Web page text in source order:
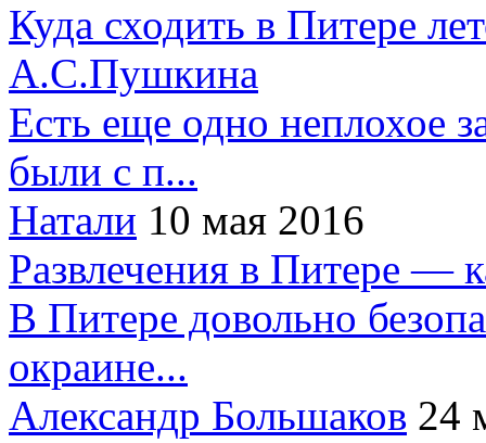
Куда сходить в Питере
А.С.Пушкина
Есть еще одно неплохое
были с п...
Натали 10 мая 2016
Развлечения в Питере —
В Питере довольно
окраине...
Александр Большаков 24